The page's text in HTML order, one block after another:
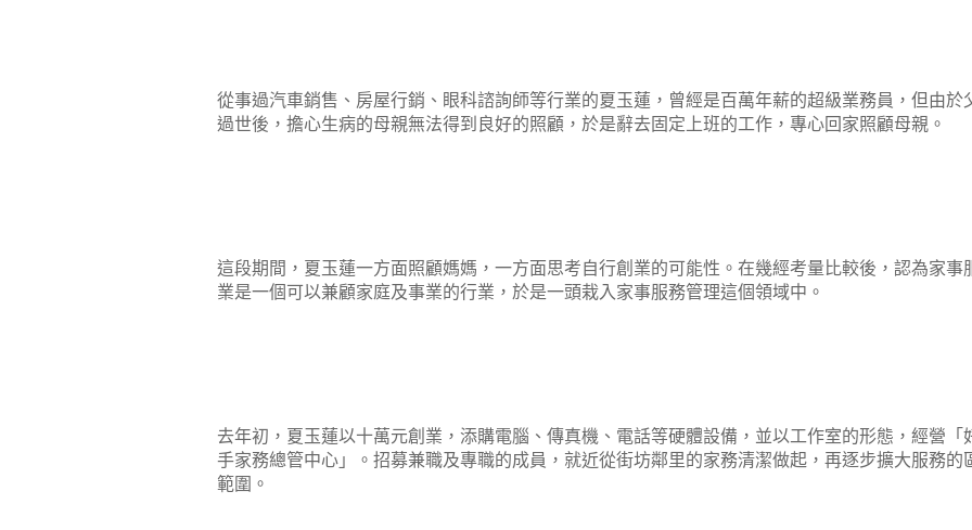
從事過汽車銷售、房屋行銷、眼科諮詢師等行業的夏玉蓮，曾經是百萬年薪的超級業務員，但由於
過世後，擔心生病的母親無法得到良好的照顧，於是辭去固定上班的工作，專心回家照顧母親。
這段期間，夏玉蓮一方面照顧媽媽，一方面思考自行創業的可能性。在幾經考量比較後，認為家事
業是一個可以兼顧家庭及事業的行業，於是一頭栽入家事服務管理這個領域中。
去年初，夏玉蓮以十萬元創業，添購電腦、傳真機、電話等硬體設備，並以工作室的形態，經營「
手家務總管中心」。招募兼職及專職的成員，就近從街坊鄰里的家務清潔做起，再逐步擴大服務的
範圍。